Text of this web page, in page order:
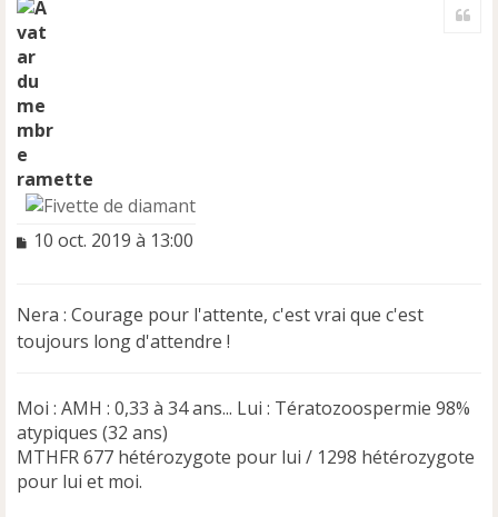
ramette
M
s
a
g
o
n
l
u
10 oct. 2019 à 13:00
Nera : Courage pour l'attente, c'est vrai que c'est
toujours long d'attendre !
Moi : AMH : 0,33 à 34 ans... Lui : Tératozoospermie 98%
atypiques (32 ans)
MTHFR 677 hétérozygote pour lui / 1298 hétérozygote
pour lui et moi.